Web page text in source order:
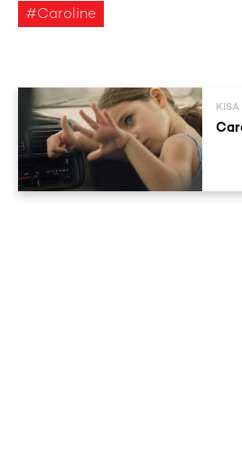
Caroline
KISA